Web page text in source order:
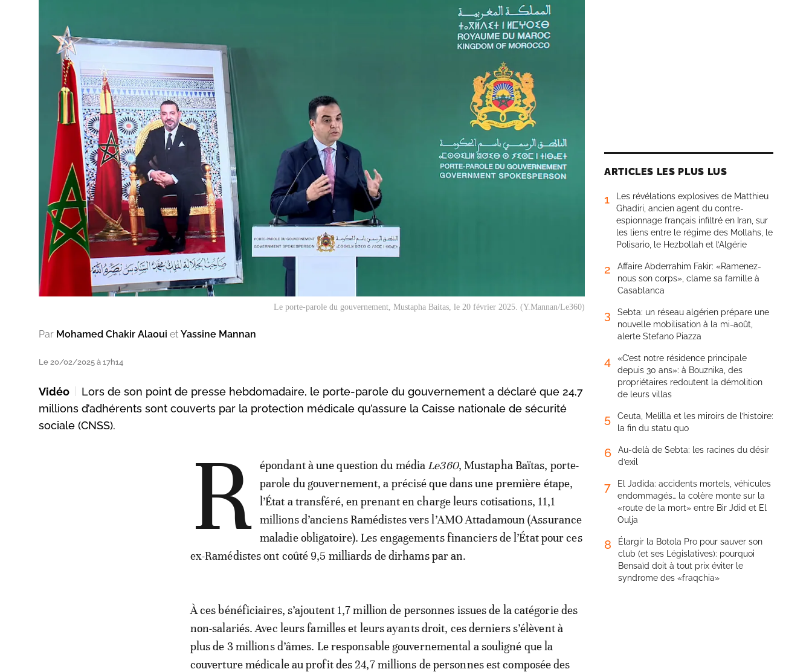
Le porte-parole du gouvernement, Mustapha Baitas, le 20 février 2025. (Y.Mannan/Le360)
Par Mohamed Chakir Alaoui et Yassine Mannan
Le 20/02/2025 à 17h14
Vidéo
Lors de son point de presse hebdomadaire, le porte-parole du gouvernement a déclaré que 24,7
millions d’adhérents sont couverts par la protection médicale qu’assure la Caisse nationale de sécurité
sociale (CNSS).
R épondant à une question du média Le360, Mustapha Baïtas, porte-
parole du gouvernement, a précisé que dans une première étape,
l’État a transféré, en prenant en charge leurs cotisations, 11,1
millions d’anciens Ramédistes vers l’AMO Attadamoun (Assurance
maladie obligatoire). Les engagements financiers de l’État pour ces
ex-Ramédistes ont coûté 9,5 milliards de dirhams par an.
À ces bénéficiaires, s’ajoutent 1,7 million de personnes issues de la catégorie des
non-salariés. Avec leurs familles et leurs ayants droit, ces derniers s’élèvent à
plus de 3 millions d’âmes. Le responsable gouvernemental a souligné que la
couverture médicale au profit des 24,7 millions de personnes est composée des
ARTICLES LES PLUS LUS
1
Les révélations explosives de Matthieu
Ghadiri, ancien agent du contre-
espionnage français infiltré en Iran, sur
les liens entre le régime des Mollahs, le
Polisario, le Hezbollah et l’Algérie
2
Affaire Abderrahim Fakir: «Ramenez-
nous son corps», clame sa famille à
Casablanca
3
Sebta: un réseau algérien prépare une
nouvelle mobilisation à la mi-août,
alerte Stefano Piazza
4
«C’est notre résidence principale
depuis 30 ans»: à Bouznika, des
propriétaires redoutent la démolition
de leurs villas
5
Ceuta, Melilla et les miroirs de l’histoire:
la fin du statu quo
6
Au-delà de Sebta: les racines du désir
d’exil
7
El Jadida: accidents mortels, véhicules
endommagés… la colère monte sur la
«route de la mort» entre Bir Jdid et El
Oulja
8
Élargir la Botola Pro pour sauver son
club (et ses Législatives): pourquoi
Bensaïd doit à tout prix éviter le
syndrome des «fraqchia»